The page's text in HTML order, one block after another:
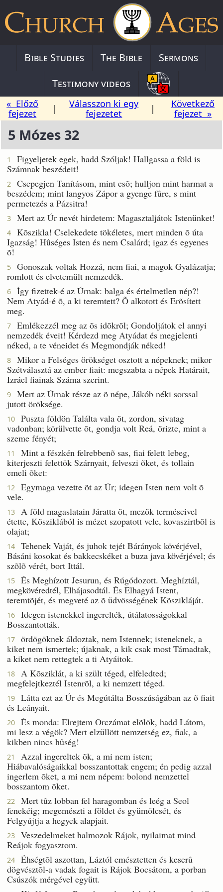
Bible Studies The Bible
Sermons
Testimony videos
« Előző
fejezet
|
Válasszon ki egy
fejezetet
|
Következő
fejezet »
5 Mózes 32
1
Figyeljetek egek, hadd Szóljak! Hallgassa a föld is
Számnak beszédeit!
2
Csepegjen Tanításom, mint esõ; hulljon mint harmat a
beszédem; mint langyos Zápor a gyenge fûre, s mint
permetezés a Pázsitra!
3 Mert az Úr nevét hirdetem: Magasztaljátok Istenünket!
4
Kõszikla! Cselekedete tökéletes, mert minden õ úta
Igazság! Hûséges Isten és nem Csalárd; igaz és egyenes
õ!
5
Gonoszak voltak Hozzá, nem fiai, a magok Gyalázatja;
romlott és elvetemült nemzedék.
6
Így fizettek-é az Úrnak: balga és értelmetlen nép?!
Nem Atyád-é õ, a ki teremtett? Õ alkotott és Erõsített
meg.
7
Emlékezzél meg az õs idõkrõl; Gondoljátok el annyi
nemzedék éveit! Kérdezd meg Atyádat és megjelenti
néked, a te véneidet és Megmondják néked!
8
Mikor a Felséges örökséget osztott a népeknek; mikor
Szétválasztá az ember fiait: megszabta a népek Határait,
Izráel fiainak Száma szerint.
9
Mert az Úrnak része az õ népe, Jákób néki sorssal
jutott öröksége.
10
Puszta földön Találta vala õt, zordon, sivatag
vadonban; körülvette õt, gondja volt Reá, õrizte, mint a
szeme fényét;
11
Mint a fészkén felrebbenõ sas, fiai felett lebeg,
kiterjeszti felettök Szárnyait, felveszi õket, és tollain
emeli õket:
12
Egymaga vezette õt az Úr; idegen Isten nem volt õ
vele.
13
A föld magaslatain Járatta õt, mezõk terméseivel
étette, Kõsziklából is mézet szopatott vele, kovaszirtbõl is
olajat;
14
Tehenek Vaját, és juhok tejét Bárányok kövérjével,
Básáni kosokat és bakkecskéket a buza java kövérjével; és
szõlõ vérét, bort Ittál.
15
És Meghízott Jesurun, és Rúgódozott. Meghíztál,
megkövéredtél, Elhájasodtál. És Elhagyá Istent,
teremtõjét, és megveté az õ üdvösségének Kõszikláját.
16
Idegen istenekkel ingerelték, útálatosságokkal
Bosszantották.
17
ördögöknek áldoztak, nem Istennek; isteneknek, a
kiket nem ismertek; újaknak, a kik csak most Támadtak,
a kiket nem rettegtek a ti Atyáitok.
18
A Kõsziklát, a ki szült téged, elfeledted;
megfelejtkeztél Istenrõl, a ki nemzett téged.
19
Látta ezt az Úr és Megútálta Bosszúságában az õ fiait
és Leányait.
20
És monda: Elrejtem Orczámat elõlök, hadd Látom,
mi lesz a végök? Mert elzüllött nemzetség ez, fiak, a
kikben nincs hûség!
21
Azzal ingereltek õk, a mi nem isten;
Hiábavalóságaikkal bosszantottak engem; én pedig azzal
ingerlem õket, a mi nem népem: bolond nemzettel
bosszantom õket.
22
Mert tûz lobban fel haragomban és leég a Seol
fenekéig; megemészti a földet és gyümölcsét, és
Felgyújtja a hegyek alapjait.
23
Veszedelmeket halmozok Rájok, nyilaimat mind
Reájok fogyasztom.
24
Éhségtõl aszottan, Láztól emésztetten és keserû
dögvésztõl-a vadak fogait is Rájok Bocsátom, a porban
Csúszók mérgével együtt.